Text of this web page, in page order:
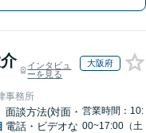
インタビュ
ーを見る
大阪府
事務所
面談方法(対面・
電話・ビデオな
営業時間：10:
00~17:00（土